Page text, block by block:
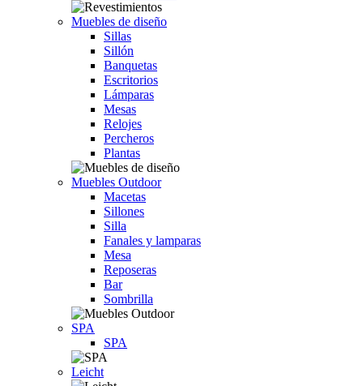
Muebles de diseño
Sillas
Sillón
Banquetas
Escritorios
Lámparas
Mesas
Relojes
Percheros
Plantas
Muebles Outdoor
Macetas
Sillones
Silla
Fanales y lamparas
Mesa
Reposeras
Bar
Sombrilla
SPA
SPA
Leicht